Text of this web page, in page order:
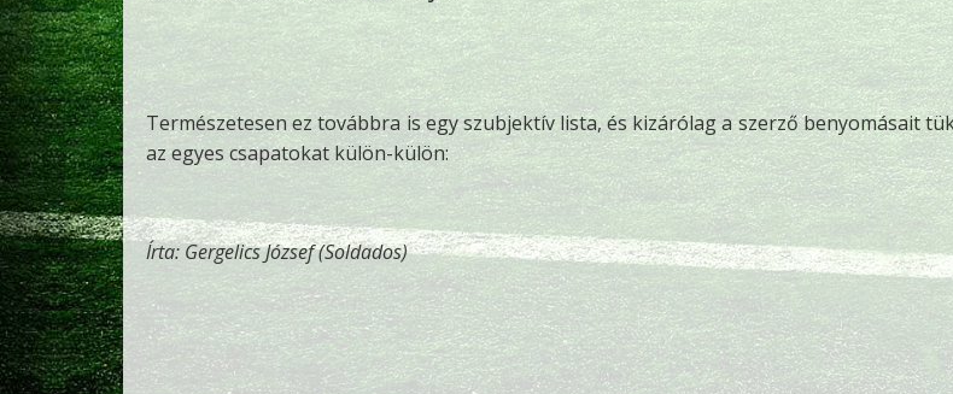
Természetesen ez továbbra is egy szubjektív lista, és kizárólag a szerző benyomásait
az egyes csapatokat külön-külön:
Írta: Gergelics József (Soldados)